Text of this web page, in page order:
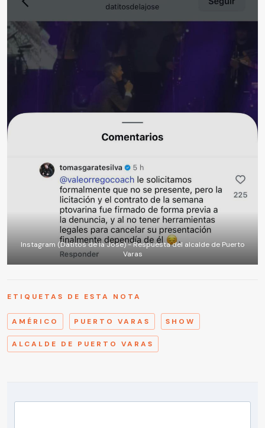
Instagram (Datitos de la Jose) - Respuesta del alcalde de Puerto
Varas
ETIQUETAS DE ESTA NOTA
AMÉRICO PUERTO VARAS SHOW
ALCALDE DE PUERTO VARAS